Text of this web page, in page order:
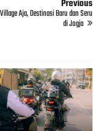
Previous
Aja, Destinasi Baru dan Seru
di Jogja